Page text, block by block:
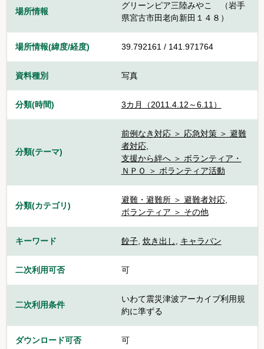
場所情報
グリーンピア三陸みやこ （岩手
県宮古市田老向新田１４８）
場所情報(緯度/経度) 39.792161 / 141.971764
資料種別 写真
分類(時間) 3カ月（2011.4.12～6.11）
分類(テーマ)
前例なき対応 ＞ 応急対策 ＞ 避難
者対応,
支援から絆へ ＞ ボランティア・
ＮＰＯ ＞ ボランティア活動
分類(カテゴリ)
避難・避難所 ＞ 避難者対応,
ボランティア ＞ その他
キーワード 餃子, 炊き出し, キャラバン
二次利用可否 可
二次利用条件
いわて震災津波アーカイブ利用規
約に準ずる
ダウンロード可否 可